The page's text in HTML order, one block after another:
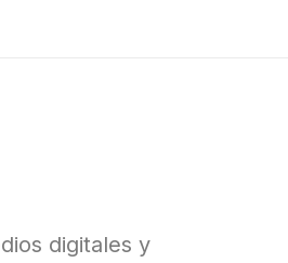
digitales y